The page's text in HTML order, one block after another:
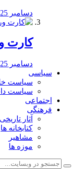
دسامبر 25, 2019
کارت
دسامبر 25, 2019
سیاسی
سیاست
سیاست
اجتماعی
فرهنگی
آثار تاریخی
کتابخانه ها
مشاهیر
موزه ها